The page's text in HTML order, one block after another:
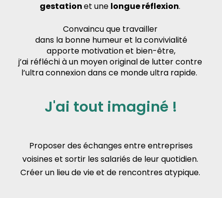
gestationet une longue réflexion.
Convaincu que travailler
dans la bonne humeur et la convivialité
apporte motivation et bien-être,
j’ai réfléchi à un moyen original de lutter contre
l’ultra connexion dans ce monde ultra rapide.
J'ai tout imaginé !
voisines et sortir les salariés de leur quotidien.
Créer un lieu de vie et de rencontres atypique.